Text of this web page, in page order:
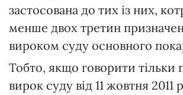
застосована до тих із них,
менше двох третин
вироком суду основного
Тобто, якщо говорити тільки
вирок суду від 11 жовтня 2011